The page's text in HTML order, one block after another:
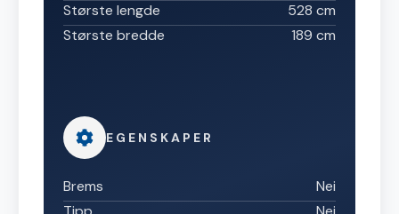
Største lengde
528 cm
Største bredde
189 cm
EGENSKAPER
Brems
Nei